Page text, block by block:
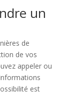
un
de
de vos
appeler ou
est